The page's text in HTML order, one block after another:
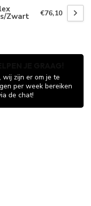
Zwart €76,10
wij zijn er om je te
per week bereiken
de chat!